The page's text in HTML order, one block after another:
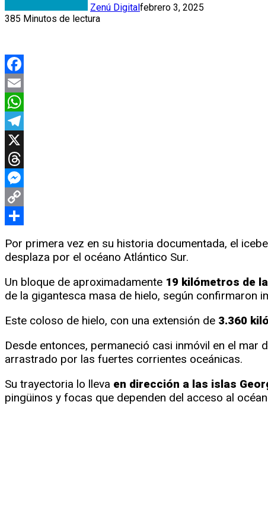
Zenú Digital febrero 3, 2025
385 Minutos de lectura
Facebook
Email
WhatsApp
Telegram
X
Threads
Messenger
Copy
Por primera vez en su historia documentada, el
desplaza por el océano Atlántico Sur.
Un bloque de aproximadamente 19 kilómetros de
de la gigantesca masa de hielo, según confirmaron
Este coloso de hielo, con una extensión de 3.360
Desde entonces, permaneció casi inmóvil en el
arrastrado por las fuertes corrientes oceánicas.
Su trayectoria lo lleva en dirección a las islas
pingüinos y focas que dependen del acceso al